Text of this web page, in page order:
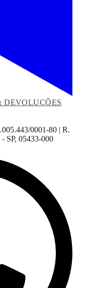
DEVOLUÇÕES
0001-80 | R.
SP, 05433-000